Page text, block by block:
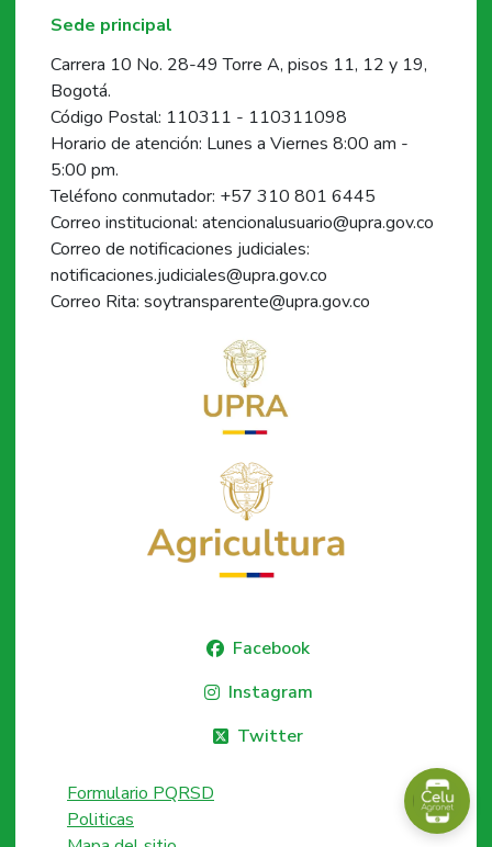
Sede principal
Carrera 10 No. 28-49 Torre A, pisos 11, 12 y 19,
Bogotá.
Código Postal: 110311 - 110311098
Horario de atención: Lunes a Viernes 8:00 am -
5:00 pm.
Teléfono conmutador: +57 310 801 6445
Correo institucional: atencionalusuario@upra.gov.co
Correo de notificaciones judiciales:
notificaciones.judiciales@upra.gov.co
Correo Rita: soytransparente@upra.gov.co
Facebook
Instagram
Twitter
Formulario PQRSD
Politicas